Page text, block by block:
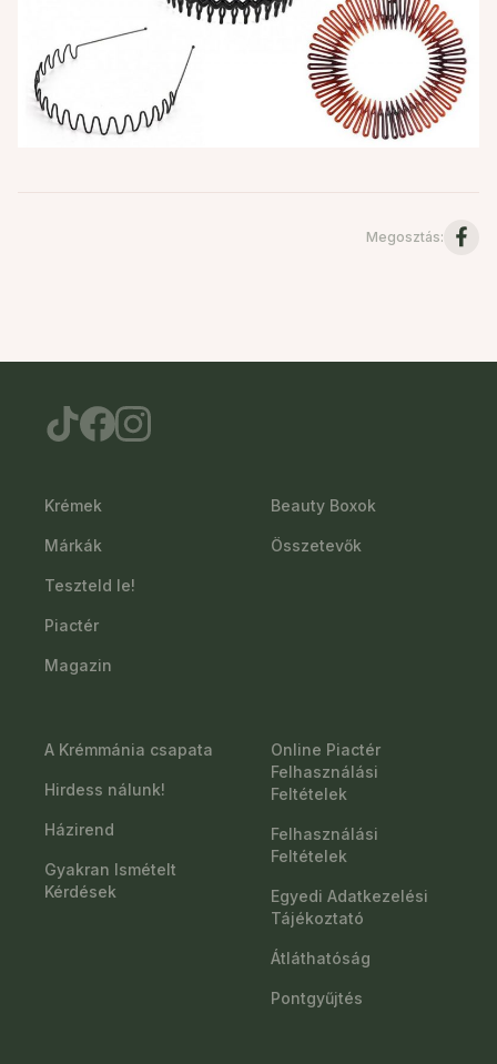
Megosztás:
Krémek
Márkák
Teszteld le!
Piactér
Magazin
Beauty Boxok
Összetevők
A Krémmánia csapata
Hirdess nálunk!
Házirend
Gyakran Ismételt
Kérdések
Online Piactér
Felhasználási
Feltételek
Felhasználási
Feltételek
Egyedi Adatkezelési
Tájékoztató
Átláthatóság
Pontgyűjtés